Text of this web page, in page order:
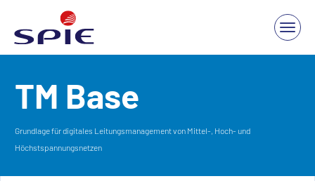
TM Base
Grundlage für digitales Leitungsmanagement von Mittel-, Hoch- und
Höchstspannungsnetzen